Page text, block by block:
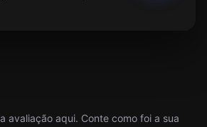
avaliação aqui. Conte como foi a sua